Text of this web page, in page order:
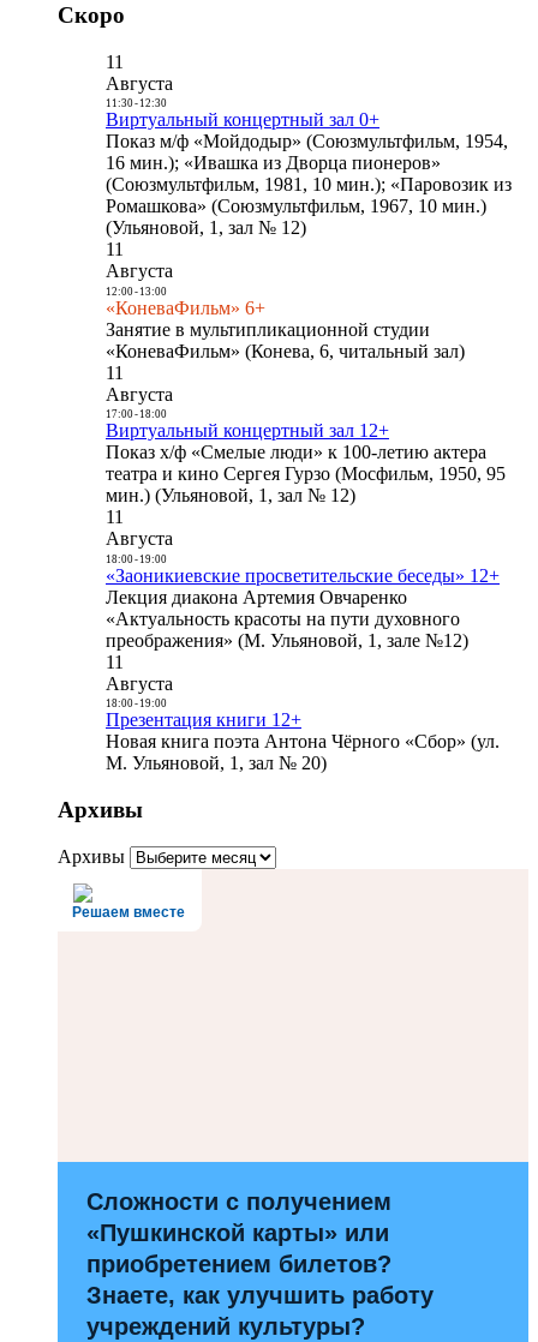
Скоро
11
Августа
11:30- 12:30
Виртуальный концертный зал 0+
Показ м/ф «Мойдодыр» (Союзмультфильм, 1954,
16 мин.); «Ивашка из Дворца пионеров»
(Союзмультфильм, 1981, 10 мин.); «Паровозик из
Ромашкова» (Союзмультфильм, 1967, 10 мин.)
(Ульяновой, 1, зал № 12)
11
Августа
12:00- 13:00
«КоневаФильм» 6+
Занятие в мультипликационной студии
«КоневаФильм» (Конева, 6, читальный зал)
11
Августа
17:00- 18:00
Виртуальный концертный зал 12+
Показ х/ф «Смелые люди» к 100-летию актера
театра и кино Сергея Гурзо (Мосфильм, 1950, 95
мин.) (Ульяновой, 1, зал № 12)
11
Августа
18:00- 19:00
«Заоникиевские просветительские беседы» 12+
Лекция диакона Артемия Овчаренко
«Актуальность красоты на пути духовного
преображения» (М. Ульяновой, 1, зале №12)
11
Августа
18:00- 19:00
Презентация книги 12+
Новая книга поэта Антона Чёрного «Сбор» (ул.
М. Ульяновой, 1, зал № 20)
Архивы
Архивы
Решаем вместе
Сложности с получением
«Пушкинской карты» или
приобретением билетов?
Знаете, как улучшить работу
учреждений культуры?